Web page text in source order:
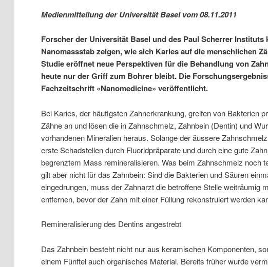
Medienmitteilung der Universität Basel vom 08.11.2011
Forscher der Universität Basel und des Paul Scherrer Instituts
Nanomassstab zeigen, wie sich Karies auf die menschlichen
Studie eröffnet neue Perspektiven für die Behandlung von
heute nur der Griff zum Bohrer bleibt. Die
Fachzeitschrift «Nanomedicine» veröffentlicht.
Bei Karies, der häufigsten Zahnerkrankung, greifen von Bakterien
Zähne an und lösen die in Zahnschmelz, Zahnbein (Dentin) und
vorhandenen Mineralien heraus. Solange der äussere
erste Schadstellen durch Fluoridpräparate und durch eine gute
begrenztem Mass remineralisieren. Was beim Zahnschmelz noch
gilt aber nicht für das Zahnbein: Sind die Bakterien und Säuren
eingedrungen, muss der Zahnarzt die betroffene Stelle weiträumig
entfernen, bevor der Zahn mit einer Füllung rekonstruiert werden
Remineralisierung des Dentins angestrebt
Das Zahnbein besteht nicht nur aus keramischen Komponenten,
einem Fünftel auch organisches Material. Bereits früher wurde